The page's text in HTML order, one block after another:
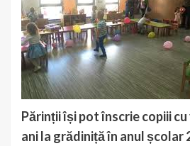
Părinții își pot înscrie copiii
ani la grădiniță în anul școlar